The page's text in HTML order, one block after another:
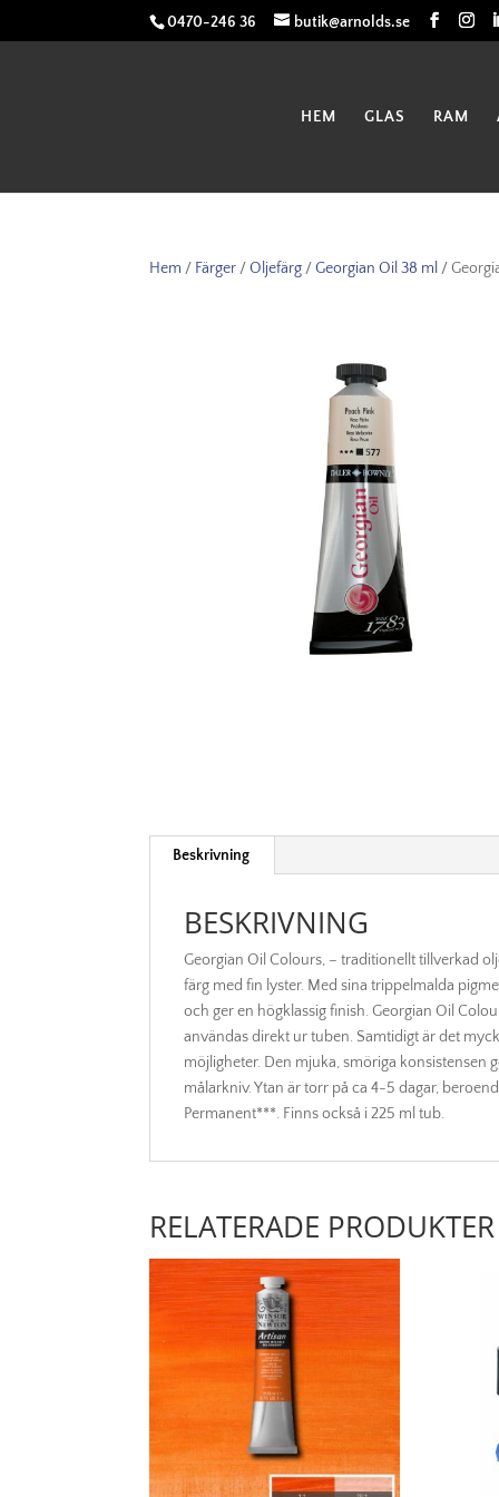
0470-246 36 butik@arnolds.se
HEM GLAS RAM
Hem / Färger /Oljefärg /Georgian Oil 38 ml /
Beskrivning
BESKRIVNING
Georgian Oil Colours, – traditionellt tillverkad
färg med fin lyster. Med sina trippelmalda
och ger en högklassig finish. Georgian Oil
användas direkt ur tuben. Samtidigt är det
möjligheter. Den mjuka, smöriga konsistensen
målarkniv. Ytan är torr på ca 4-5 dagar,
Permanent***. Finns också i 225 ml tub.
RELATERADE PRODUKTER